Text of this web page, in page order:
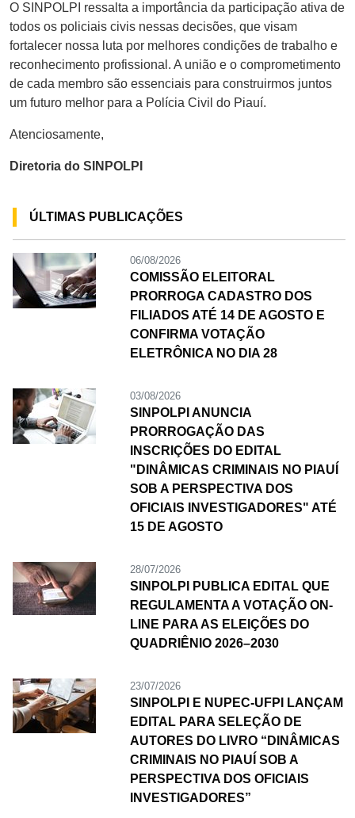
O SINPOLPI ressalta a importância da participação ativa de
todos os policiais civis nessas decisões, que visam
fortalecer nossa luta por melhores condições de trabalho e
reconhecimento profissional. A união e o comprometimento
de cada membro são essenciais para construirmos juntos
um futuro melhor para a Polícia Civil do Piauí.
Atenciosamente,
Diretoria do SINPOLPI
ÚLTIMAS PUBLICAÇÕES
06/08/2026
COMISSÃO ELEITORAL
PRORROGA CADASTRO DOS
FILIADOS ATÉ 14 DE AGOSTO E
CONFIRMA VOTAÇÃO
ELETRÔNICA NO DIA 28
03/08/2026
SINPOLPI ANUNCIA
PRORROGAÇÃO DAS
INSCRIÇÕES DO EDITAL
"DINÂMICAS CRIMINAIS NO PIAUÍ
SOB A PERSPECTIVA DOS
OFICIAIS INVESTIGADORES" ATÉ
15 DE AGOSTO
28/07/2026
SINPOLPI PUBLICA EDITAL QUE
REGULAMENTA A VOTAÇÃO ON-
LINE PARA AS ELEIÇÕES DO
QUADRIÊNIO 2026–2030
23/07/2026
SINPOLPI E NUPEC-UFPI LANÇAM
EDITAL PARA SELEÇÃO DE
AUTORES DO LIVRO “DINÂMICAS
CRIMINAIS NO PIAUÍ SOB A
PERSPECTIVA DOS OFICIAIS
INVESTIGADORES”